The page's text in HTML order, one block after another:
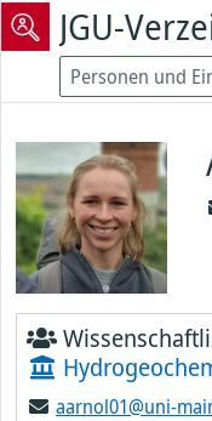
JGU-
aarnol01@uni-